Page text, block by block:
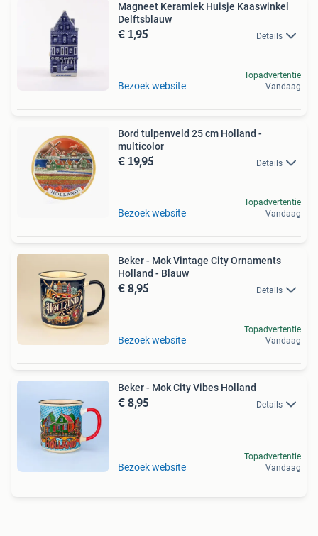
Magneet Keramiek Huisje Kaaswinkel
Delftsblauw
€ 1,95 Details
Bezoek website
Topadvertentie
Vandaag
Bord tulpenveld 25 cm Holland -
multicolor
€ 19,95 Details
Bezoek website
Topadvertentie
Vandaag
Beker - Mok Vintage City Ornaments
Holland - Blauw
€ 8,95 Details
Bezoek website
Topadvertentie
Vandaag
Beker - Mok City Vibes Holland
€ 8,95 Details
Bezoek website
Topadvertentie
Vandaag